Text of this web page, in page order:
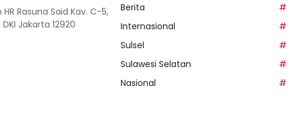
Rasuna Said Kav. C-5,
Jakarta 12920
Berita
Internasional
Sulsel
Sulawesi Selatan
Nasional